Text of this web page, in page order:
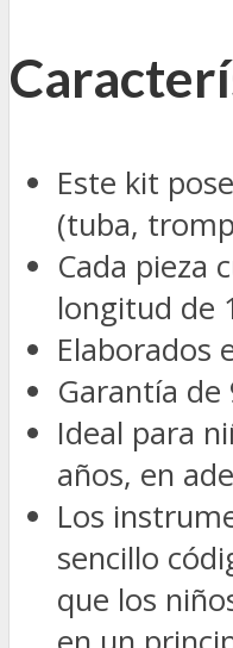
Este kit
(tuba,
Cada pieza
longitud de
Elaborados
Garantía de
Ideal para
años, en
Los
sencillo
que los